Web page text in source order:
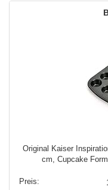
Original Kaiser
cm, Cupcake